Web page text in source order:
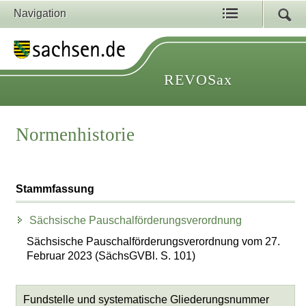
Navigation
REVOSax
Normenhistorie
Stammfassung
Sächsische Pauschalförderungsverordnung
Sächsische Pauschalförderungsverordnung vom 27.
Februar 2023 (SächsGVBl. S. 101)
Fundstelle und systematische Gliederungsnummer